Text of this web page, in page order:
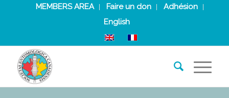
MEMBERS AREA Faire un don
Adhésion
English